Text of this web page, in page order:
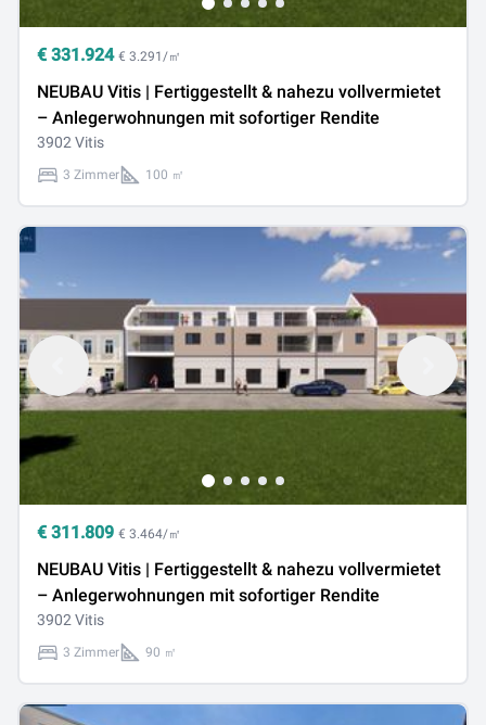
€ 331.924 € 3.291/㎡
NEUBAU Vitis | Fertiggestellt & nahezu vollvermietet
– Anlegerwohnungen mit sofortiger Rendite
3902 Vitis
3 Zimmer 100 ㎡
€ 311.809 € 3.464/㎡
NEUBAU Vitis | Fertiggestellt & nahezu vollvermietet
– Anlegerwohnungen mit sofortiger Rendite
3902 Vitis
3 Zimmer 90 ㎡